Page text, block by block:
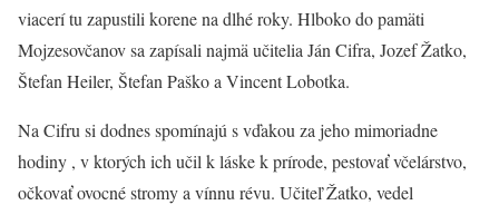
viacerí tu zapustili korene na dlhé roky. Hlboko do pamäti
Mojzesovčanov sa zapísali najmä učitelia Ján Cifra, Jozef Žatko,
Štefan Heiler, Štefan Paško a Vincent Lobotka.
Na Cifru si dodnes spomínajú s vďakou za jeho mimoriadne
hodiny , v ktorých ich učil k láske k prírode, pestovať včelárstvo,
očkovať ovocné stromy a vínnu révu. Učiteľ Žatko, vedel